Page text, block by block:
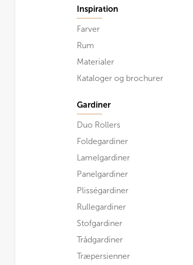
Inspiration
Farver
Rum
Materialer
Kataloger og brochurer
Gardiner
Duo Rollers
Foldegardiner
Lamelgardiner
Panelgardiner
Plisségardiner
Rullegardiner
Stofgardiner
Trådgardiner
Træpersienner